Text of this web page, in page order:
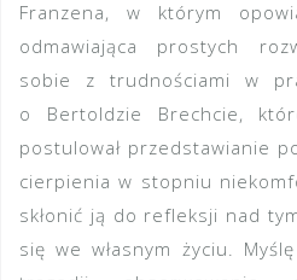
Franzena, w którym
odmawiająca prostych
sobie z trudnościami w
o Bertoldzie Brechcie,
postulował przedstawianie
cierpienia w stopniu
skłonić ją do refleksji nad
się we własnym życiu.